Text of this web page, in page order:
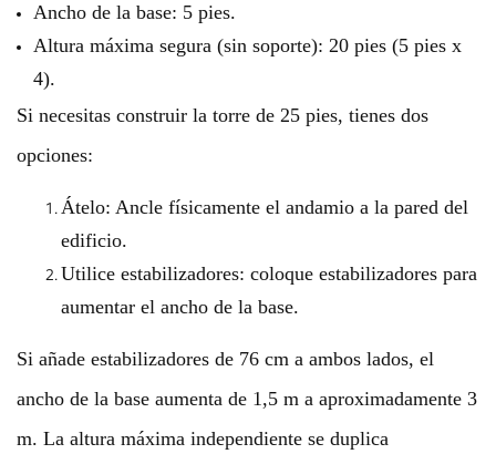
Ancho de la base: 5 pies.
Altura máxima segura (sin soporte): 20 pies (5 pies x
4).
Si necesitas construir la torre de 25 pies, tienes dos
opciones:
Átelo: Ancle físicamente el andamio a la pared del
edificio.
Utilice estabilizadores: coloque estabilizadores para
aumentar el ancho de la base.
Si añade estabilizadores de 76 cm a ambos lados, el
ancho de la base aumenta de 1,5 m a aproximadamente 3
m. La altura máxima independiente se duplica